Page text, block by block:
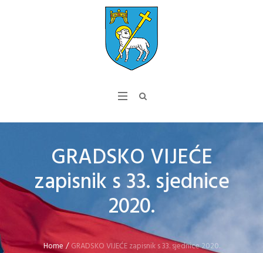
GRADSKO VIJEĆE
zapisnik s 33. sjednice
2020.
Home /GRADSKO VIJEĆE zapisnik s 33. sjednice 2020.